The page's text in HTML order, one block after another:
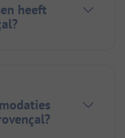
heeft